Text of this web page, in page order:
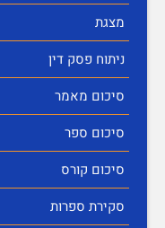
מצגת
ניתוח פסק דין
סיכום מאמר
סיכום ספר
סיכום קורס
סקירת ספרות